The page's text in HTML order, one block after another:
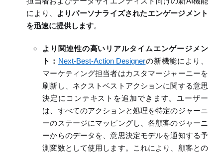
により、
よりパーソナライズされたエンゲージメント
を迅速に提供します。
より関連性の高いリアルタイムエンゲージメン
ト
： Next-Best-Action Designerの新機能により、
マーケティング担当者はカスタマージャーニーを
刷新し、 ネクストベスト アクションに関する意思
決定にコンテキストを追加できます。ユーザー
は、すべてのアクションと処理を特定のジャーニ
ーのステージにマッピングし、各顧客のジャーニ
ーからのデータを、意思決定モデルを通知する予
測変数として使用します。これにより、顧客との